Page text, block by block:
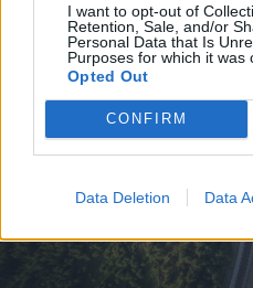
I want to opt-out of
Retention, Sale, and/or
Personal Data that Is
Purposes for which it was
Opted Out
CONFIRM
Data Deletion Data